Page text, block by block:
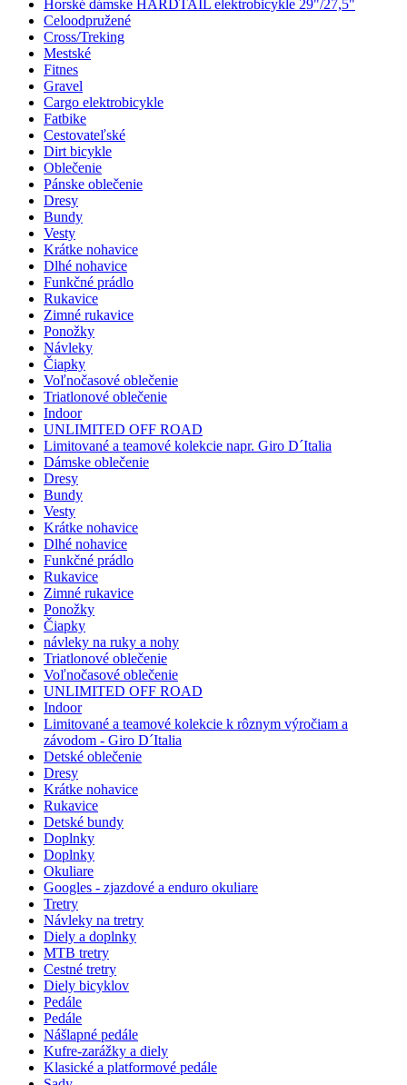
Horské dámske HARDTAIL elektrobicykle 29"/27,5"
Celoodpružené
Cross/Treking
Mestské
Fitnes
Gravel
Cargo elektrobicykle
Fatbike
Cestovateľské
Dirt bicykle
Oblečenie
Pánske oblečenie
Dresy
Bundy
Vesty
Krátke nohavice
Dlhé nohavice
Funkčné prádlo
Rukavice
Zimné rukavice
Ponožky
Návleky
Čiapky
Voľnočasové oblečenie
Triatlonové oblečenie
Indoor
UNLIMITED OFF ROAD
Limitované a teamové kolekcie napr. Giro D´Italia
Dámske oblečenie
Dresy
Bundy
Vesty
Krátke nohavice
Dlhé nohavice
Funkčné prádlo
Rukavice
Zimné rukavice
Ponožky
Čiapky
návleky na ruky a nohy
Triatlonové oblečenie
Voľnočasové oblečenie
UNLIMITED OFF ROAD
Indoor
Limitované a teamové kolekcie k rôznym výročiam a
závodom - Giro D´Italia
Detské oblečenie
Dresy
Krátke nohavice
Rukavice
Detské bundy
Doplnky
Doplnky
Okuliare
Googles - zjazdové a enduro okuliare
Tretry
Návleky na tretry
Diely a doplnky
MTB tretry
Cestné tretry
Diely bicyklov
Pedále
Pedále
Nášlapné pedále
Kufre-zarážky a diely
Klasické a platformové pedále